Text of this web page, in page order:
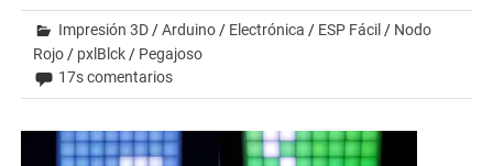
Impresión 3D/Arduino/ Electrónica / ESP Fácil / Nodo
Rojo/ pxlBlck/ Pegajoso
17s comentarios